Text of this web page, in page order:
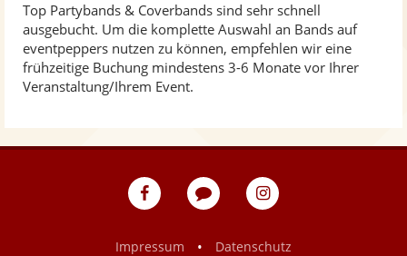
Top Partybands & Coverbands sind sehr schnell
ausgebucht. Um die komplette Auswahl an Bands auf
eventpeppers nutzen zu können, empfehlen wir eine
frühzeitige Buchung mindestens 3-6 Monate vor Ihrer
Veranstaltung/Ihrem Event.
eventpeppers
Blog
eventpeppers
Impressum
• Datenschutz